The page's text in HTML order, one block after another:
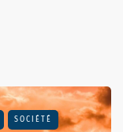
SOCIÉTÉ